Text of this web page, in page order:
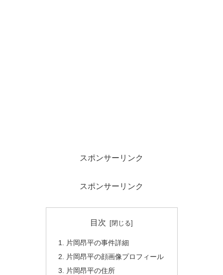
スポンサーリンク
スポンサーリンク
目次
片岡昂平の事件詳細
片岡昂平の顔画像プロフィール
片岡昂平の住所